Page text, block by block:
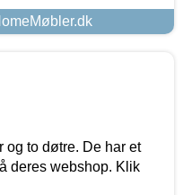
og to døtre. De har et
deres webshop. Klik